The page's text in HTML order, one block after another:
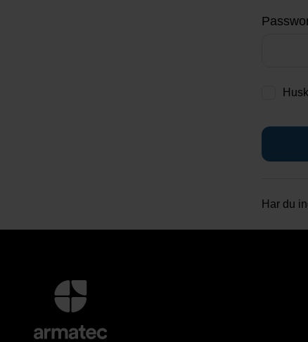
Har du
Yderligere
information
kontaktoplysninger